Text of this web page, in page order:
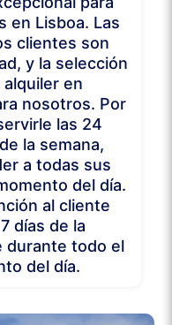
en Lisboa. Las
clientes son
y la selección
en
nosotros. Por
las 24
la semana,
a todas sus
del día.
al cliente
días de la
durante todo el
del día.